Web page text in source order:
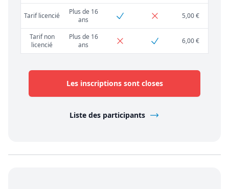
Tarif licencié
Plus de 16
ans
5,00 €
Tarif non
licencié
Plus de 16
ans
6,00 €
Les inscriptions sont closes
Liste des participants